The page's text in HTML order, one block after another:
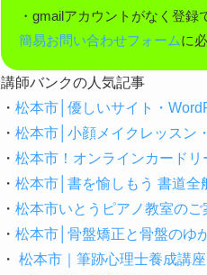
・gmailアカウントがなく登録
簡易お問い合わせフォームに
講師バンクの人気記事
・ 松本市│優しいサイト・
・ 松本市│小顔メイクレッスン
・ 松本市！オンラインカードリ
・ 松本市│書を愉しもう 書道全
・ 松本市いとうピアノ教室のご
・ 松本市│骨盤矯正と骨盤のゆ
・ 松本市｜筆跡心理士養成講